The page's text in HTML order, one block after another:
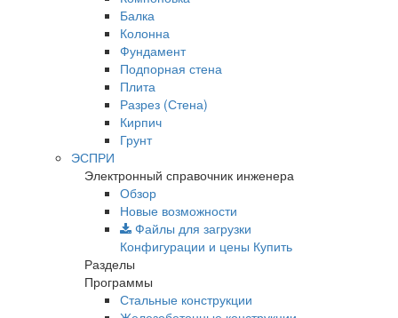
Балка
Колонна
Фундамент
Подпорная стена
Плита
Разрез (Стена)
Кирпич
Грунт
ЭСПРИ
Электронный справочник инженера
Обзор
Новые возможности
Файлы для загрузки
Конфигурации и цены Купить
Разделы
Программы
Стальные конструкции